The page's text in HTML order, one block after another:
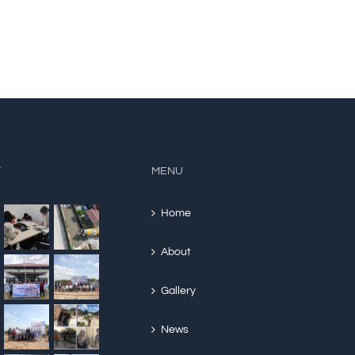
MENU
Home
About
Gallery
News